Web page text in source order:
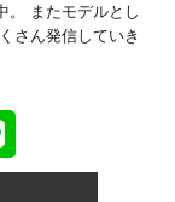
。 またモデルとし
さん発信していき